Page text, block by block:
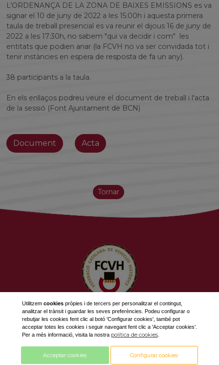
L’ORDENANÇA DE LA ZONA DE BAIXES EMISSIONS es va
signar el 10 de juny de 2022 a les 15:00h i aquesta primera
taula de treball presencial es va reunir el dijous 16 de juny de
2022 a les 17:30h, no sabem "qui va decidir i com" les
entitats que podien anar (la FCVH no va ser convidada tot i
tenir instàncies en espera de resposta de fa un any).
38 participants a la taula.
En els enllaços podreu veure el document de treball i l'acta
de la sessió (Font Ajuntament de BCN)
Document Acta
Tornar
623 534 916
689 308 868
fcvh@fcvh.cat
Horari: De Dilluns a Divendres de 9 a 13h
Utilitzem cookiespròpies i de tercers per personalitzar el contingut,
analitzar el trànsit i guardar les seves preferències. Podeu configurar o
rebutjar les cookies fent clic al botó 'Configurar cookies', també pot
acceptar totes les cookies i seguir navegant fent clic a 'Acceptar cookies'.
Per a més informació, visita la nostra política de cookies.
Acceptar cookies Configurar cookies